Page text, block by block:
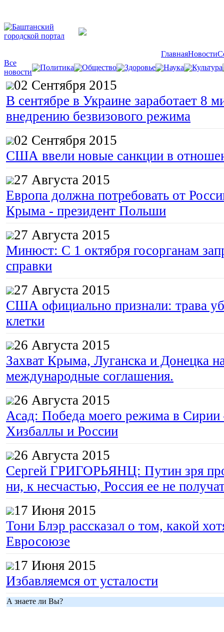
ГлавнаяНовости
Все
новости
Политика Общество Здоровье Наука Культура
02 Сентября 2015
В сентябре в Украине заработает 8
внедрению безвизового режима
02 Сентября 2015
США ввели новые санкции в
27 Августа 2015
Европа должна потребовать от
Крыма - президент Польши
27 Августа 2015
Минюст: С 1 октября госорганам
справки
27 Августа 2015
США официально признали: трава
клетки
26 Августа 2015
Захват Крыма, Луганска и Донецка
международные соглашения.
26 Августа 2015
Асад: Победа моего режима в
Хизбаллы и России
26 Августа 2015
Сергей ГРИГОРЬЯНЦ: Путин зря
ни, к несчастью, Россия ее не
17 Июня 2015
Тони Блэр рассказал о том, какой
Евросоюзе
17 Июня 2015
Избавляемся от усталости
А знаете ли Вы?